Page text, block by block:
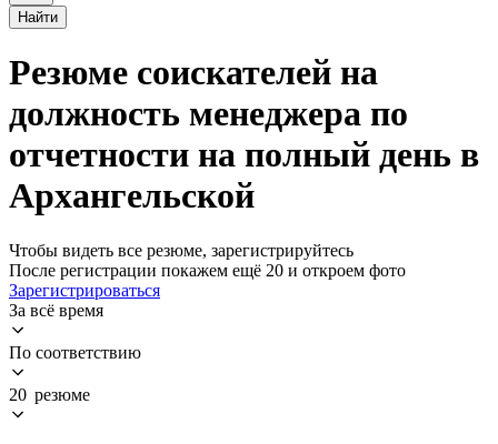
Найти
Резюме соискателей на
должность менеджера по
отчетности на полный день в
Архангельской
Чтобы видеть все резюме, зарегистрируйтесь
После регистрации покажем ещё 20 и откроем фото
Зарегистрироваться
За всё время
По соответствию
20 резюме